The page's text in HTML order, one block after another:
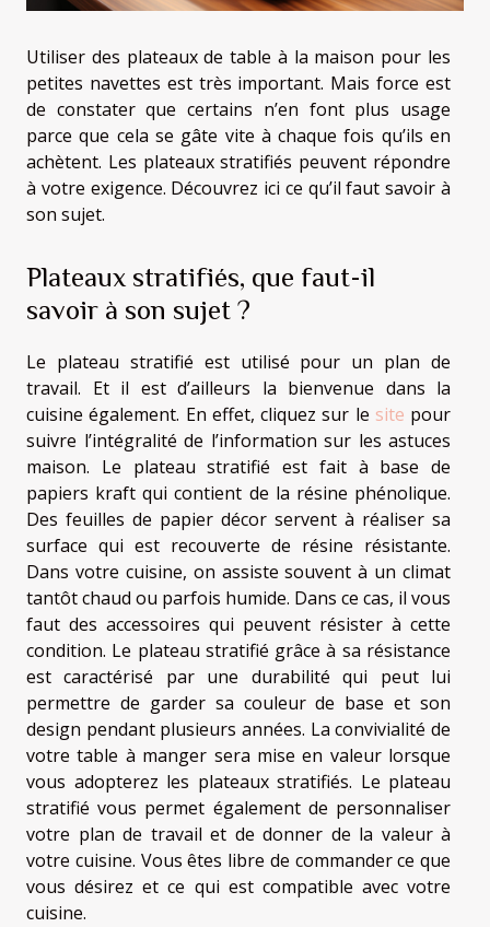
Utiliser des plateaux de table à la maison pour les
petites navettes est très important. Mais force est
de constater que certains n’en font plus usage
parce que cela se gâte vite à chaque fois qu’ils en
achètent. Les plateaux stratifiés peuvent répondre
à votre exigence. Découvrez ici ce qu’il faut savoir à
son sujet.
Plateaux stratifiés, que faut-il
savoir à son sujet ?
Le plateau stratifié est utilisé pour un plan de
travail. Et il est d’ailleurs la bienvenue dans la
cuisine également. En effet, cliquez sur le site pour
suivre l’intégralité de l’information sur les astuces
maison. Le plateau stratifié est fait à base de
papiers kraft qui contient de la résine phénolique.
Des feuilles de papier décor servent à réaliser sa
surface qui est recouverte de résine résistante.
Dans votre cuisine, on assiste souvent à un climat
tantôt chaud ou parfois humide. Dans ce cas, il vous
faut des accessoires qui peuvent résister à cette
condition. Le plateau stratifié grâce à sa résistance
est caractérisé par une durabilité qui peut lui
permettre de garder sa couleur de base et son
design pendant plusieurs années. La convivialité de
votre table à manger sera mise en valeur lorsque
vous adopterez les plateaux stratifiés. Le plateau
stratifié vous permet également de personnaliser
votre plan de travail et de donner de la valeur à
votre cuisine. Vous êtes libre de commander ce que
vous désirez et ce qui est compatible avec votre
cuisine.